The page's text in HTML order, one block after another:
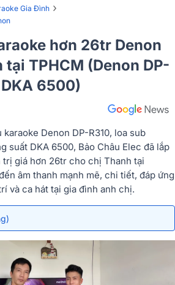
Gia Đình ›
hơn 26tr Denon
TPHCM (Denon DP-
DKA 6500)
Denon DP-R310, loa sub
suất DKA 6500, Bảo Châu Elec đã lắp
trị giá hơn 26tr cho chị Thanh tại
âm thanh mạnh mẽ, chi tiết, đáp ứng
và ca hát tại gia đình anh chị.